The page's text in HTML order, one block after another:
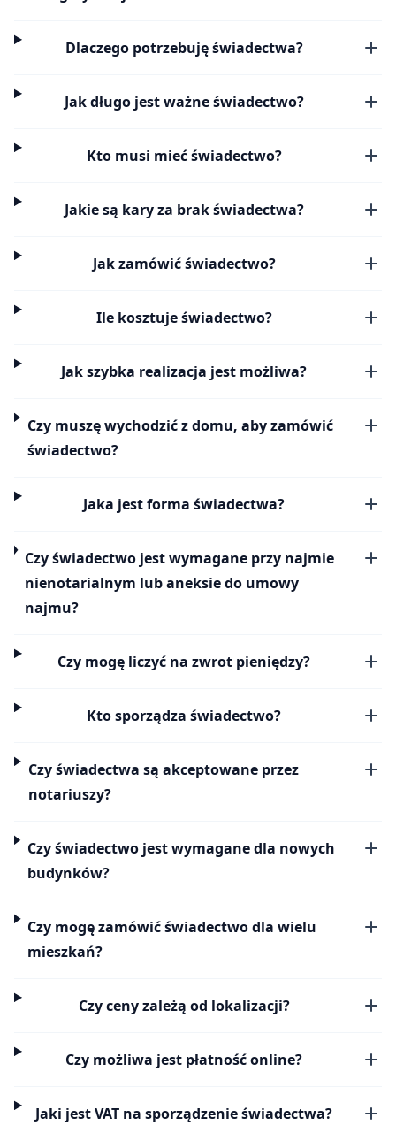
Dlaczego potrzebuję świadectwa?
Jak długo jest ważne świadectwo?
Kto musi mieć świadectwo?
Jakie są kary za brak świadectwa?
Jak zamówić świadectwo?
Ile kosztuje świadectwo?
Jak szybka realizacja jest możliwa?
Czy muszę wychodzić z domu, aby zamówić
świadectwo?
Jaka jest forma świadectwa?
Czy świadectwo jest wymagane przy najmie
nienotarialnym lub aneksie do umowy
najmu?
Czy mogę liczyć na zwrot pieniędzy?
Kto sporządza świadectwo?
Czy świadectwa są akceptowane przez
notariuszy?
Czy świadectwo jest wymagane dla nowych
budynków?
Czy mogę zamówić świadectwo dla wielu
mieszkań?
Czy ceny zależą od lokalizacji?
Czy możliwa jest płatność online?
Jaki jest VAT na sporządzenie świadectwa?